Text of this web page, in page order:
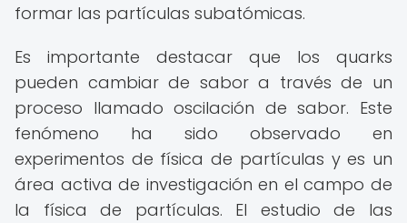
formar las partículas subatómicas.
Es importante destacar que los quarks
pueden cambiar de sabor a través de un
proceso llamado oscilación de sabor. Este
fenómeno ha sido observado en
experimentos de física de partículas y es un
área activa de investigación en el campo de
la física de partículas. El estudio de las